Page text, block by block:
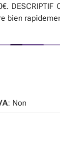
DESCRIPTIF
bien
: Non